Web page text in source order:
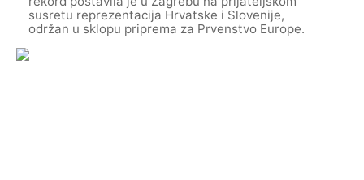
susretu reprezentacija Hrvatske i Slovenije,
održan u sklopu priprema za Prvenstvo Europe.